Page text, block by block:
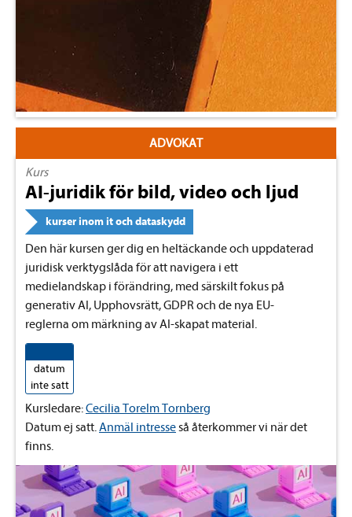
ADVOKAT
Kurs
AI-juridik för bild, video och ljud
kurser inom it och dataskydd
Den här kursen ger dig en heltäckande och uppdaterad
juridisk verktygslåda för att navigera i ett
medielandskap i förändring, med särskilt fokus på
generativ AI, Upphovsrätt, GDPR och de nya EU-
reglerna om märkning av AI-skapat material.
datum
inte satt
Kursledare:Cecilia Torelm Tornberg
Datum ej satt.Anmäl intresseså återkommer vi när det
finns.